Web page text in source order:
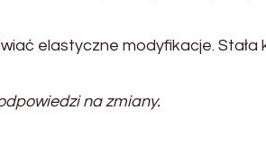
elastyczne modyfikacje. Stała
na zmiany.